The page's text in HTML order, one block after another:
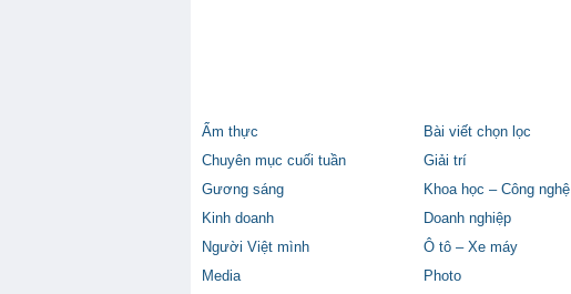
Ẩm thực Bài viết chọn lọc
Chuyên mục cuối tuần
Giải trí
Gương sáng
Khoa học – Công nghệ
Kinh doanh
Doanh nghiệp
Người Việt mình
Ô tô – Xe máy
Media
Photo